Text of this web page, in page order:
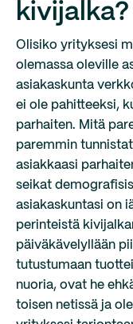
kivijalka?
Olisiko yrityksesi
olemassa oleville
asiakaskunta
ei ole pahitteeksi,
parhaiten. Mitä
paremmin
asiakkaasi
seikat
asiakaskuntasi on
perinteistä
päiväkävelyllään
tutustumaan
nuoria, ovat he
toisen netissä ja